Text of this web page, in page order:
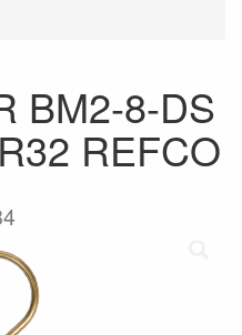
BM2-8-DS
REFCO